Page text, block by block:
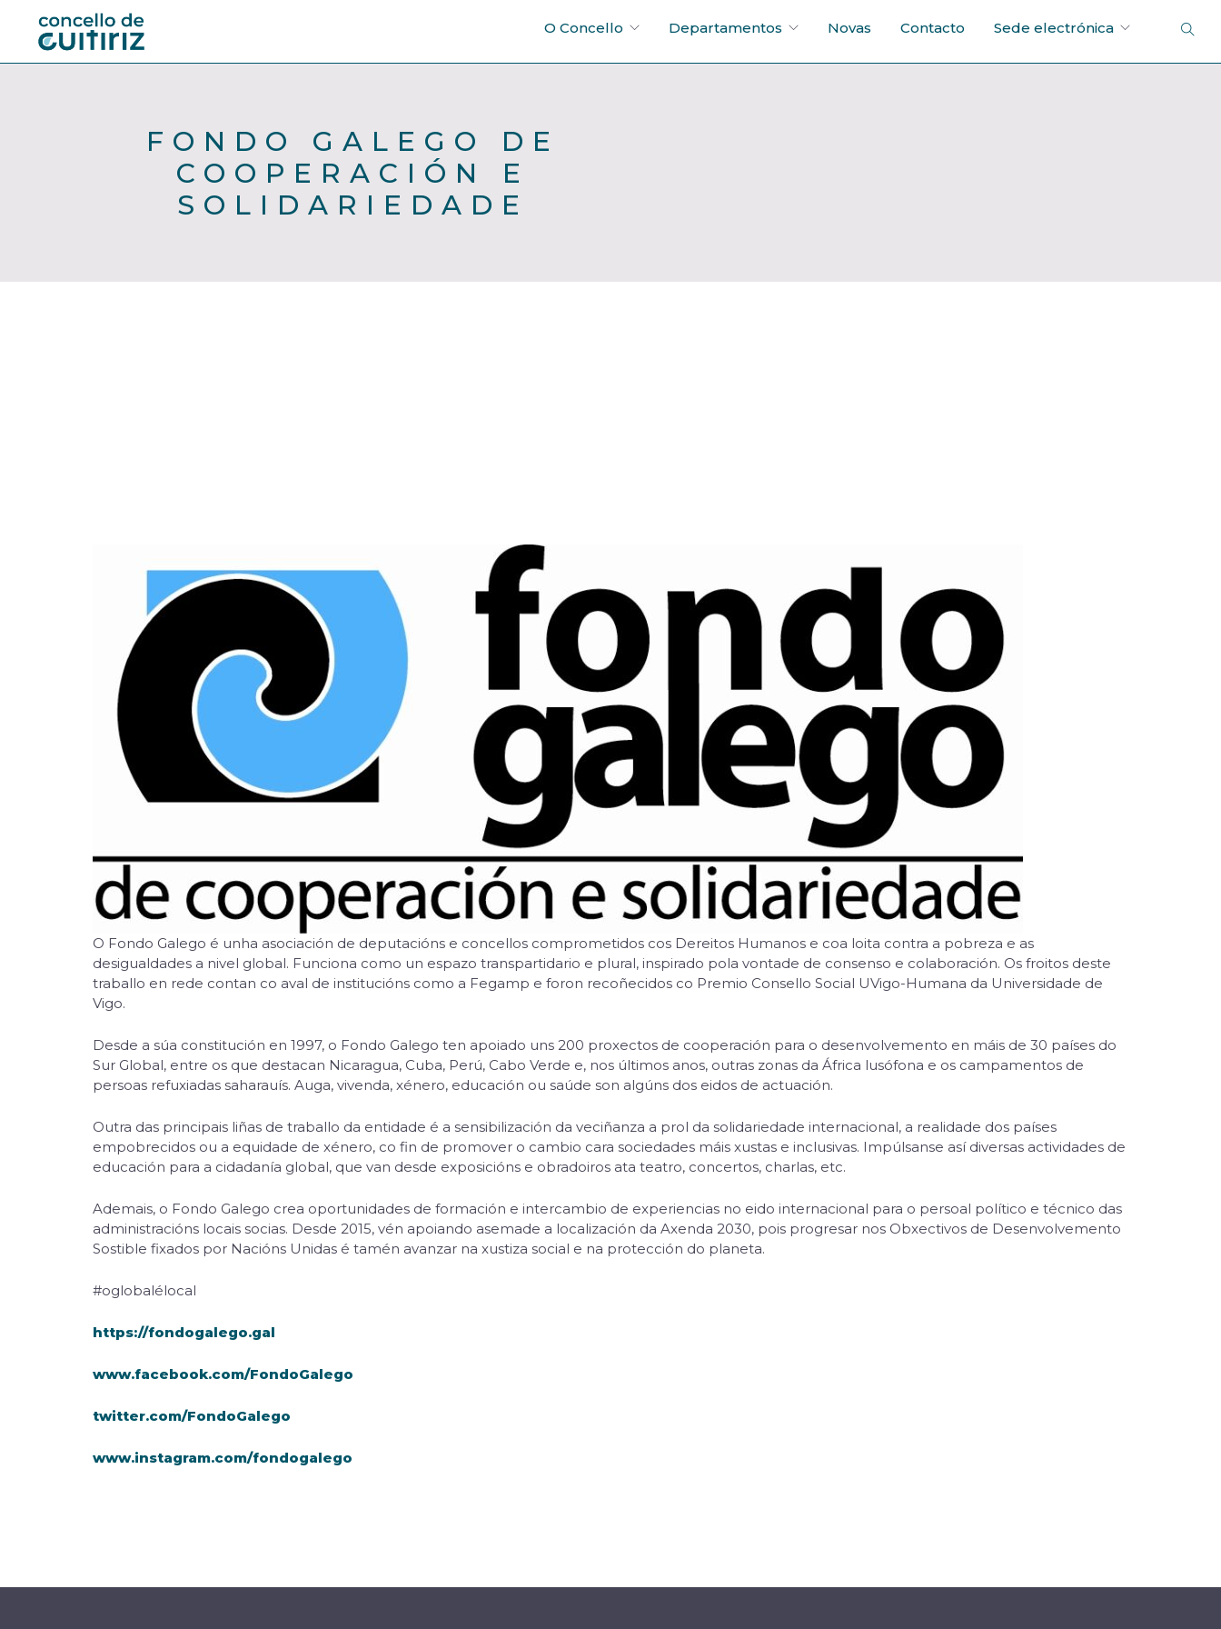
O Concello Departamentos Novas Contacto Sede electrónica
FONDO GALEGO DE
COOPERACIÓN E
SOLIDARIEDADE
O Fondo Galego é unha asociación de deputacións e concellos comprometidos cos Dereitos Humanos e coa loita contra a pobreza e as
desigualdades a nivel global. Funciona como un espazo transpartidario e plural, inspirado pola vontade de consenso e colaboración. Os froitos deste
traballo en rede contan co aval de institucións como a Fegamp e foron recoñecidos co Premio Consello Social UVigo-Humana da Universidade de
Vigo.
Desde a súa constitución en 1997, o Fondo Galego ten apoiado uns 200 proxectos de cooperación para o desenvolvemento en máis de 30 países do
Sur Global, entre os que destacan Nicaragua, Cuba, Perú, Cabo Verde e, nos últimos anos, outras zonas da África lusófona e os campamentos de
persoas refuxiadas saharauís. Auga, vivenda, xénero, educación ou saúde son algúns dos eidos de actuación.
Outra das principais liñas de traballo da entidade é a sensibilización da veciñanza a prol da solidariedade internacional, a realidade dos países
empobrecidos ou a equidade de xénero, co fin de promover o cambio cara sociedades máis xustas e inclusivas. Impúlsanse así diversas actividades de
educación para a cidadanía global, que van desde exposicións e obradoiros ata teatro, concertos, charlas, etc.
Ademais, o Fondo Galego crea oportunidades de formación e intercambio de experiencias no eido internacional para o persoal político e técnico das
administracións locais socias. Desde 2015, vén apoiando asemade a localización da Axenda 2030, pois progresar nos Obxectivos de Desenvolvemento
Sostible fixados por Nacións Unidas é tamén avanzar na xustiza social e na protección do planeta.
#oglobalélocal
https://fondogalego.gal
www.facebook.com/FondoGalego
twitter.com/FondoGalego
www.instagram.com/fondogalego